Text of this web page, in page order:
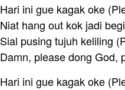
Hari ini gue kagak oke
Niat hang out kok jadi
Sial pusing tujuh keliling
Damn, please dong God,
Hari ini gue kagak oke